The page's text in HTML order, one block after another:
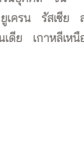
ยูเครน รัสเซีย
เดีย เกาหลีเหนื